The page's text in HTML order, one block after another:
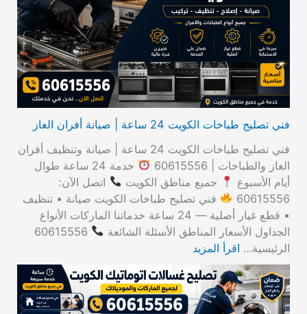
فني تصليح طباخات الكويت 24 ساعة | صيانة أفران الغاز
فني تصليح طباخات الكويت 24 ساعة | صيانة وتنظيف أفران
الغاز والطباخات | 60615556
خدمة 24 ساعة طوال
أيام الأسبوع
جميع مناطق الكويت
اتصل الآن:
60615556
فني تصليح طباخات الكويت صيانة • تنظيف
• قطع غيار أصلية — 24 ساعة خدماتنا الماركات الأنواع
الجداول الأسعار المناطق الأسئلة الشائعة
60615556
الرئيسية… اقرأ المزيد